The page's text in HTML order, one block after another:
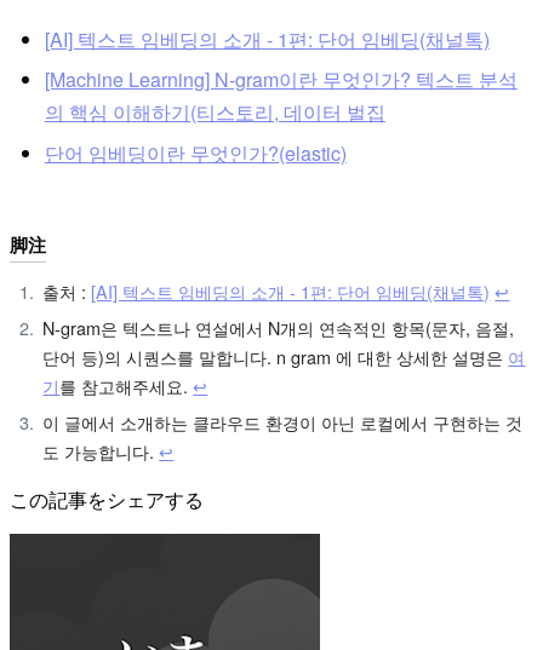
[AI] 텍스트 임베딩의 소개 - 1편: 단어 임베딩(채널톡)
[Machine Learning] N-gram이란 무엇인가? 텍스트 분석
의 핵심 이해하기(티스토리, 데이터 벌집
단어 임베딩이란 무엇인가?(elastic)
脚注
출처 : [AI] 텍스트 임베딩의 소개 - 1편: 단어 임베딩(채널톡) ↩︎
N-gram은 텍스트나 연설에서 N개의 연속적인 항목(문자, 음절,
단어 등)의 시퀀스를 말합니다. n gram 에 대한 상세한 설명은 여
기를 참고해주세요.↩︎
이 글에서 소개하는 클라우드 환경이 아닌 로컬에서 구현하는 것
도 가능합니다.↩︎
この記事をシェアする